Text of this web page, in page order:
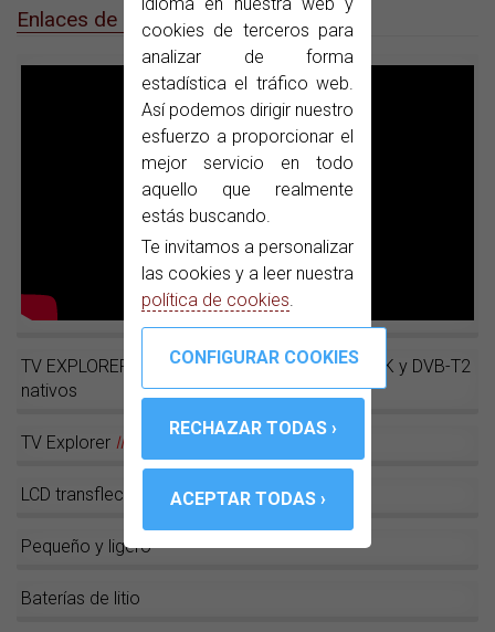
cookies de terceros para
analizar de forma
estadística el tráfico web.
Así podemos dirigir nuestro
esfuerzo a proporcionar el
mejor servicio en todo
aquello que realmente
estás buscando.
Te invitamos a personalizar
las cookies y a leer nuestra
política de cookies
Enlaces de interés
TV EXPLORER NG, el medidor de campo con 4K y DVB-T2
nativos
TV Explorer II
LCD transflectivo
Pequeño y ligero
Baterías de litio